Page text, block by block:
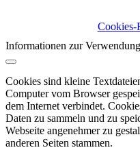
Cookies-
Informationen zur
Cookies sind kleine
Computer vom Browser
dem Internet verbindet.
Daten zu sammeln und zu
Webseite angenehmer zu
anderen Seiten stammen.